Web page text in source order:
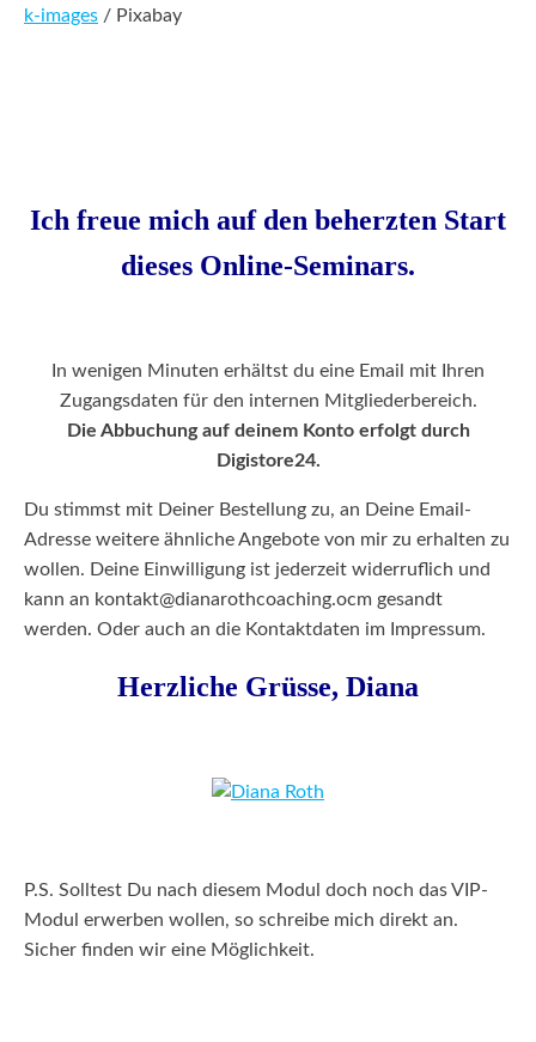
k-images / Pixabay
Ich freue mich auf den beherzten Start
dieses Online-Seminars.
In wenigen Minuten erhältst du eine Email mit Ihren
Zugangsdaten für den internen Mitgliederbereich.
Die Abbuchung auf deinem Konto erfolgt durch
Digistore24.
Du stimmst mit Deiner Bestellung zu, an Deine Email-
Adresse weitere ähnliche Angebote von mir zu erhalten zu
wollen. Deine Einwilligung ist jederzeit widerruflich und
kann an kontakt@dianarothcoaching.ocm gesandt
werden. Oder auch an die Kontaktdaten im Impressum.
Herzliche Grüsse, Diana
P.S. Solltest Du nach diesem Modul doch noch das VIP-
Modul erwerben wollen, so schreibe mich direkt an.
Sicher finden wir eine Möglichkeit.